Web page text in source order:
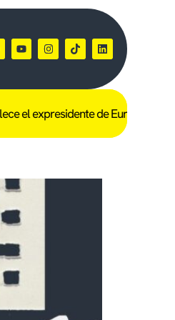
el expresidente de Eurocaja